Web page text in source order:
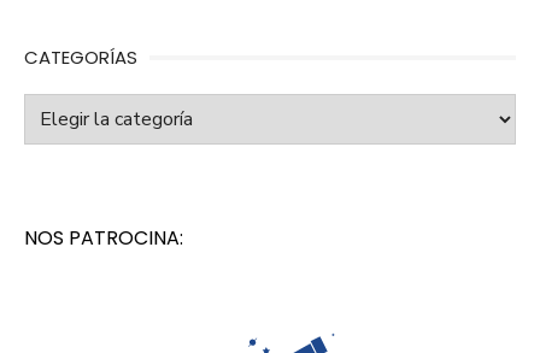
CATEGORÍAS
Categorías
NOS PATROCINA: